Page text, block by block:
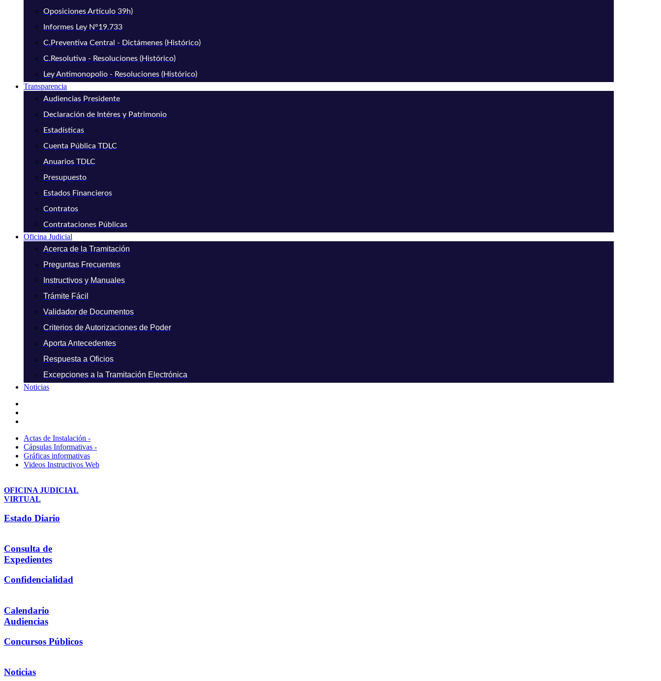
Oposiciones Artículo 39h)
Informes Ley N°19.733
C.Preventiva Central - Dictámenes (Histórico)
C.Resolutiva - Resoluciones (Histórico)
Ley Antimonopolio - Resoluciones (Histórico)
Transparencia
Audiencias Presidente
Declaración de Intéres y Patrimonio
Estadísticas
Cuenta Pública TDLC
Anuarios TDLC
Presupuesto
Estados Financieros
Contratos
Contrataciones Públicas
Oficina Judicial
Acerca de la Tramitación
Preguntas Frecuentes
Instructivos y Manuales
Trámite Fácil
Validador de Documentos
Criterios de Autorizaciones de Poder
Aporta Antecedentes
Respuesta a Oficios
Excepciones a la Tramitación Electrónica
Noticias
Actas de Instalación -
Cápsulas Informativas -
Gráficas informativas
Videos Instructivos Web
OFICINA JUDICIAL
VIRTUAL
Estado Diario
Consulta de
Expedientes
Confidencialidad
Calendario
Audiencias
Concursos Públicos
Noticias